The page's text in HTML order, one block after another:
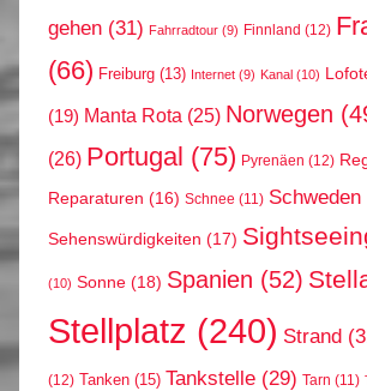
gehen (31) Fahrradtour (9) Finnland (12)
(66) Freiburg (13) Internet (9) Kanal (10)
(19) Manta Rota (25) Norwegen
(26) Portugal (75) Pyrenäen (12)
Reparaturen (16) Schnee (11) Schweden
Sehenswürdigkeiten (17)
(10) Sonne (18) Spanien (52)
Stellplatz (240) Strand
(12) Tanken (15) Tankstelle (29) Tarn (11)